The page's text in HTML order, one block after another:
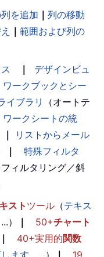
を追加 ｜ 列の移動
｜ 範囲および列の
｜
デザインビュ
ワークブックとシー
イブラリ
（オートテ
ワークシートの統
｜
リストからメール
｜
特殊フィルタ
ィルタリング／斜
スト ツール （テキス
） ｜ 50+チャート
｜ 40+実用的関数